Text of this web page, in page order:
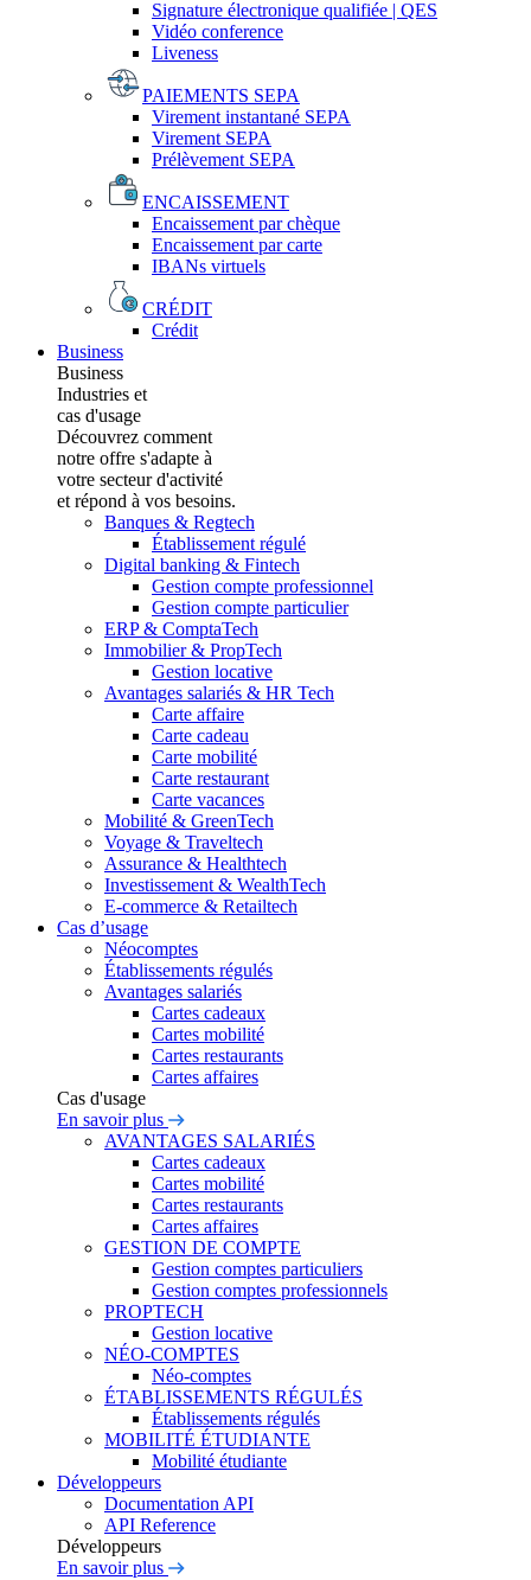
Signature électronique qualifiée | QES
Vidéo conference
Liveness
PAIEMENTS SEPA
Virement instantané SEPA
Virement SEPA
Prélèvement SEPA
ENCAISSEMENT
Encaissement par chèque
Encaissement par carte
IBANs virtuels
CRÉDIT
Crédit
Business
Business
Industries et
cas d'usage
Découvrez comment
notre offre s'adapte à
votre secteur d'activité
et répond à vos besoins.
Banques & Regtech
Établissement régulé
Digital banking & Fintech
Gestion compte professionnel
Gestion compte particulier
ERP & ComptaTech
Immobilier & PropTech
Gestion locative
Avantages salariés & HR Tech
Carte affaire
Carte cadeau
Carte mobilité
Carte restaurant
Carte vacances
Mobilité & GreenTech
Voyage & Traveltech
Assurance & Healthtech
Investissement & WealthTech
E-commerce & Retailtech
Cas d’usage
Néocomptes
Établissements régulés
Avantages salariés
Cartes cadeaux
Cartes mobilité
Cartes restaurants
Cartes affaires
Cas d'usage
En savoir plus
AVANTAGES SALARIÉS
Cartes cadeaux
Cartes mobilité
Cartes restaurants
Cartes affaires
GESTION DE COMPTE
Gestion comptes particuliers
Gestion comptes professionnels
PROPTECH
Gestion locative
NÉO-COMPTES
Néo-comptes
ÉTABLISSEMENTS RÉGULÉS
Établissements régulés
MOBILITÉ ÉTUDIANTE
Mobilité étudiante
Développeurs
Documentation API
API Reference
Développeurs
En savoir plus